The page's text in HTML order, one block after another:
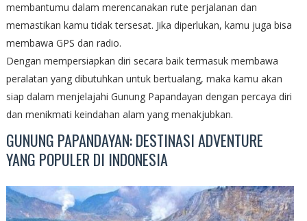
membantumu dalam merencanakan rute perjalanan dan
memastikan kamu tidak tersesat. Jika diperlukan, kamu juga bisa
membawa GPS dan radio.
Dengan mempersiapkan diri secara baik termasuk membawa
peralatan yang dibutuhkan untuk bertualang, maka kamu akan
siap dalam menjelajahi Gunung Papandayan dengan percaya diri
dan menikmati keindahan alam yang menakjubkan.
GUNUNG PAPANDAYAN: DESTINASI ADVENTURE
YANG POPULER DI INDONESIA